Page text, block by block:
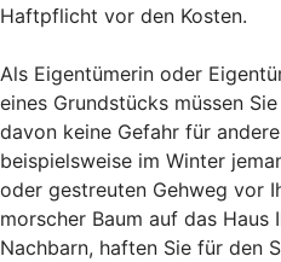
Haftpflicht vor den Kosten.
Als Eigentümerin oder
eines Grundstücks müssen
davon keine Gefahr für
beispielsweise im Winter
oder gestreuten Gehweg vor
morscher Baum auf das Haus
Nachbarn, haften Sie für den